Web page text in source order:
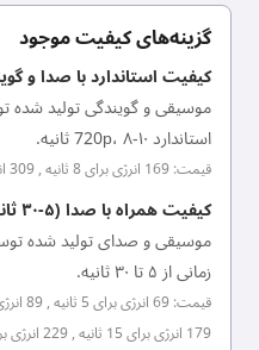
گزینه‌های کیفیت موجود
کیفیت استاندارد با صدا و
موسیقی و گویندگی تولید
استاندارد 720p، ۸-۱۰ ثانیه.
قیمت: 169 انرژی برای 8 ثانیه , 309 انرژی برای 10 ثانیه
کیفیت همراه با صدا (۵-۳۰ ثانیه)
موسیقی و صدای تولید شده
زمانی از ۵ تا ۳۰ ثانیه.
179 انرژی برای 15 ثانیه , 229 انرژی برای 20 ثانیه , 349 انرژی برای 30 ثانیه